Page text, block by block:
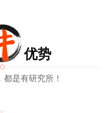
优势
是有研究所！